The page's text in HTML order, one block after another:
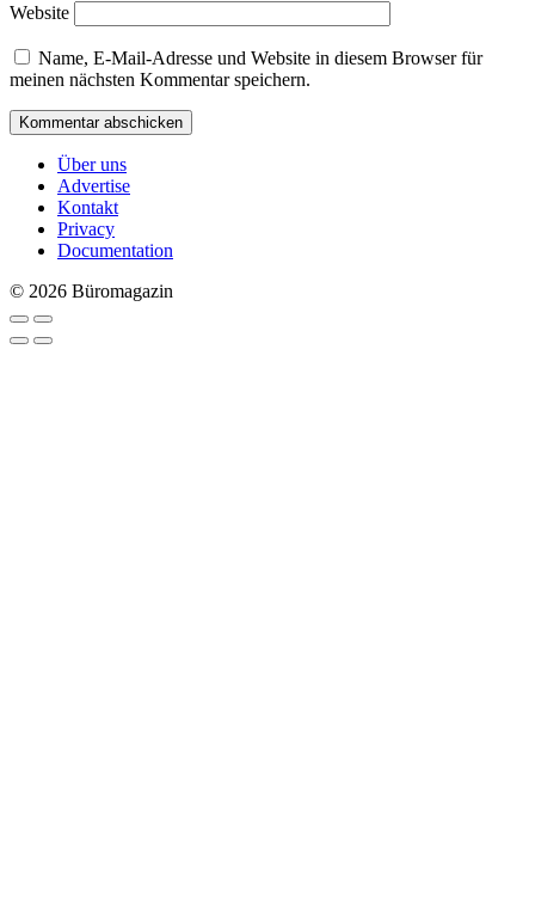
Website
Name, E-Mail-Adresse und Website in diesem Browser für
meinen nächsten Kommentar speichern.
Über uns
Advertise
Kontakt
Privacy
Documentation
© 2026 Büromagazin